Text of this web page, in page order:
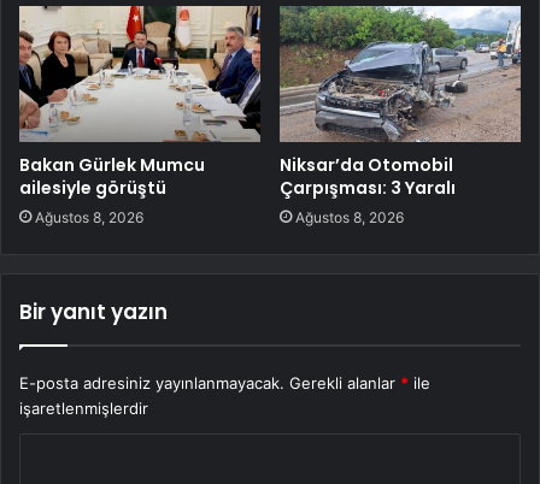
Bakan Gürlek Mumcu
ailesiyle görüştü
Ağustos 8, 2026
Niksar’da Otomobil
Çarpışması: 3 Yaralı
Ağustos 8, 2026
Bir yanıt yazın
E-posta adresiniz yayınlanmayacak. Gerekli alanlar * ile
işaretlenmişlerdir